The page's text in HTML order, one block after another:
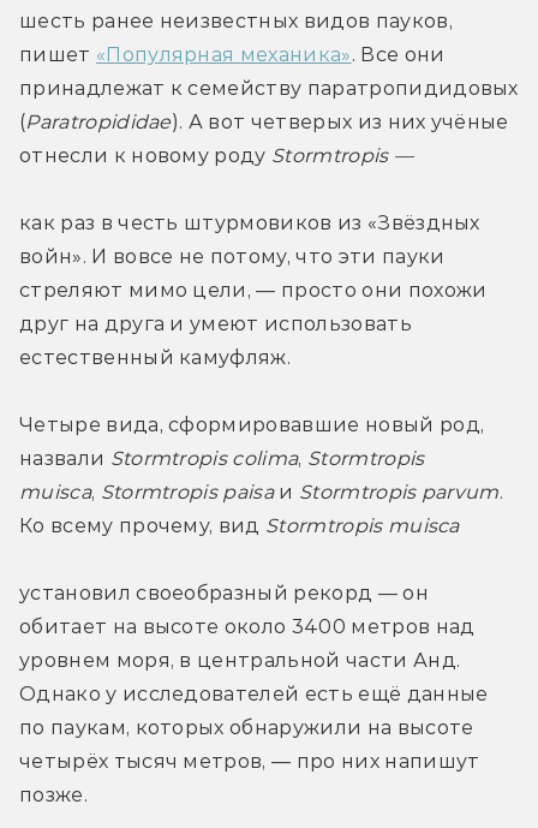
шесть ранее неизвестных видов пауков,
пишет «Популярная механика». Все они
принадлежат к семейству паратропидидовых
(Paratropididae). А вот четверых из них учёные
отнесли к новому роду Stormtropis —
как раз в честь штурмовиков из «Звёздных
войн». И вовсе не потому, что эти пауки
стреляют мимо цели, — просто они похожи
друг на друга и умеют использовать
естественный камуфляж.
Четыре вида, сформировавшие новый род,
назвали Stormtropis colima, Stormtropis
muisca, Stormtropis paisa и Stormtropis parvum.
Ко всему прочему, вид Stormtropis muisca
установил своеобразный рекорд — он
обитает на высоте около 3400 метров над
уровнем моря, в центральной части Анд.
Однако у исследователей есть ещё данные
по паукам, которых обнаружили на высоте
четырёх тысяч метров, — про них напишут
позже.